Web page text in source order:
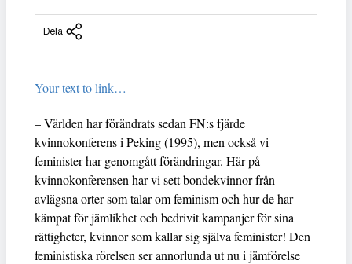
Dela
Your text to link…
– Världen har förändrats sedan FN:s fjärde
kvinnokonferens i Peking (1995), men också vi
feminister har genomgått förändringar. Här på
kvinnokonferensen har vi sett bondekvinnor från
avlägsna orter som talar om feminism och hur de har
kämpat för jämlikhet och bedrivit kampanjer för sina
rättigheter, kvinnor som kallar sig själva feminister! Den
feministiska rörelsen ser annorlunda ut nu i jämförelse